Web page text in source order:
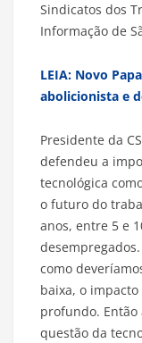
Sindicatos dos
Informação de
LEIA: Novo
abolicionista e
Presidente da
defendeu a
tecnológica
o futuro do
anos, entre 5 e
como
baixa, o
profundo. Então
questão da